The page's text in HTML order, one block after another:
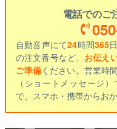
電話でのご
自動音声にて24時間365
の注文番号など、 お伝え
ご準備ください。営業時
（ショートメッセージ
で、スマホ・携帯からお